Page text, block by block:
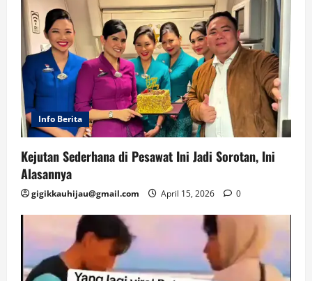
Info Berita
Kejutan Sederhana di Pesawat Ini Jadi Sorotan, Ini
Alasannya
gigikkauhijau@gmail.com April 15, 2026 0